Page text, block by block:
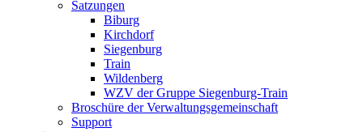
Satzungen
Biburg
Kirchdorf
Siegenburg
Train
Wildenberg
WZV der Gruppe Siegenburg-Train
Broschüre der Verwaltungsgemeinschaft
Support